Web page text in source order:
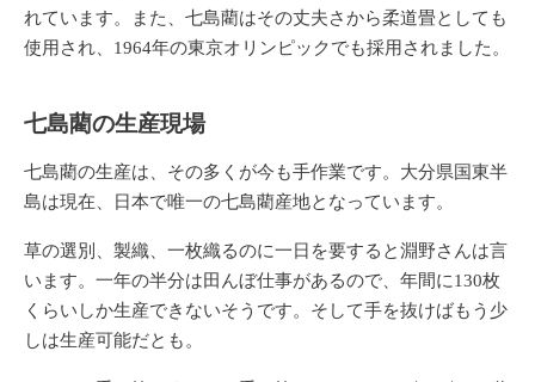
れています。また、七島藺はその丈夫さから柔道畳としても
使用され、1964年の東京オリンピックでも採用されました。
七島藺の生産現場
七島藺の生産は、その多くが今も手作業です。大分県国東半
島は現在、日本で唯一の七島藺産地となっています。
草の選別、製織、一枚織るのに一日を要すると淵野さんは言
います。一年の半分は田んぼ仕事があるので、年間に130枚
くらいしか生産できないそうです。そして手を抜けばもう少
しは生産可能だとも。